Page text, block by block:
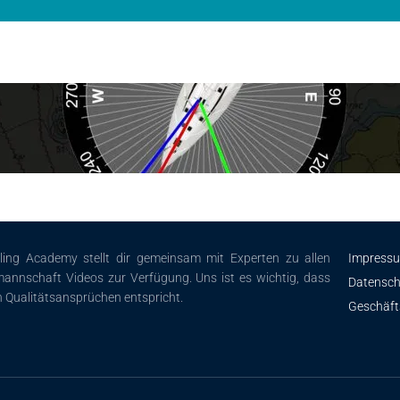
Academy stellt dir gemeinsam mit Experten zu allen
Videos zur Verfügung. Uns ist es wichtig, dass
Qualitätsansprüchen entspricht.